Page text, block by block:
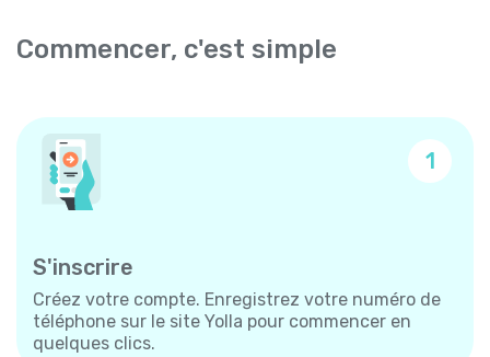
Commencer, c'est simple
1
S'inscrire
Créez votre compte. Enregistrez votre numéro de
téléphone sur le site Yolla pour commencer en
quelques clics.